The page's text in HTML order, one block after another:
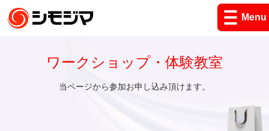
Menu
ワークショップ・体験教室
当ページから参加お申し込み頂けます。